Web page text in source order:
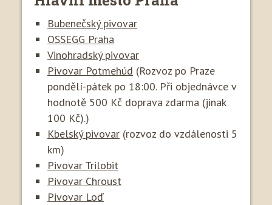
Bubenečský pivovar
OSSEGG Praha
Vinohradský pivovar
Pivovar Potmehúd (Rozvoz po Praze
pondělí-pátek po 18:00. Při objednávce v
hodnotě 500 Kč doprava zdarma (jinak
100 Kč).)
Kbelský pivovar (rozvoz do vzdálenosti 5
km)
Pivovar Trilobit
Pivovar Chroust
Pivovar Loď